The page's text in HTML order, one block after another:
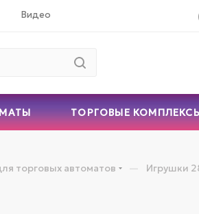
Видео
ТОРГОВЫЕ
торговых автоматов — Игрушки